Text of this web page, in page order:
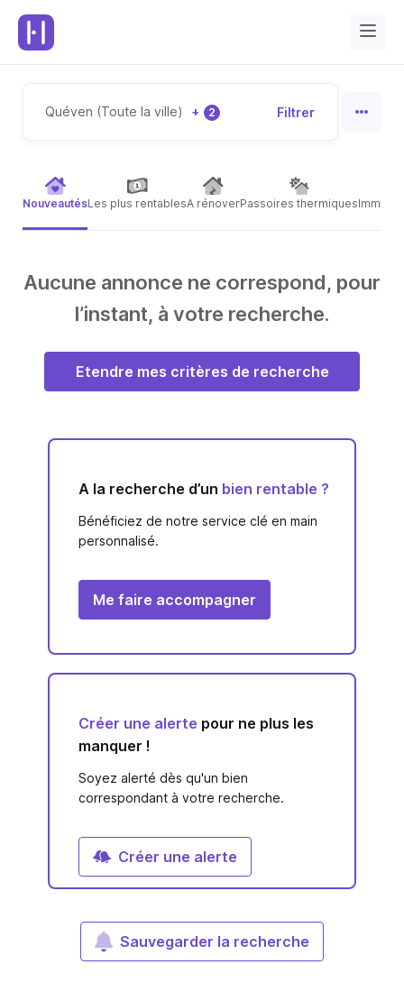
Quéven (Toute la ville) + 2 Filtrer
NouveautésLes plus rentablesA rénoverPassoires thermiques
Aucune annonce ne correspond, pour
l’instant, à votre recherche.
Etendre mes critères de recherche
A la recherche d’un bien rentable ?
Bénéficiez de notre service clé en main
personnalisé.
Me faire accompagner
Créer une alerte pour ne plus les
manquer !
Soyez alerté dès qu'un bien
correspondant à votre recherche.
Créer une alerte
Sauvegarder la recherche